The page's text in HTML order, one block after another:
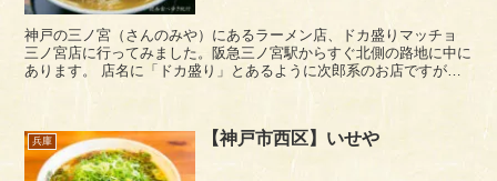
神戸の三ノ宮（さんのみや）にあるラーメン店、ドカ盛りマッチョ
三ノ宮店に行ってみました。阪急三ノ宮駅からすぐ北側の路地に中に
あります。 店名に「ドカ盛り」とあるように次郎系のお店ですが、
兵庫 【神戸市西区】いせや